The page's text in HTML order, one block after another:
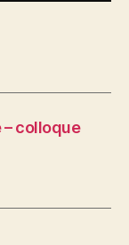
colloque